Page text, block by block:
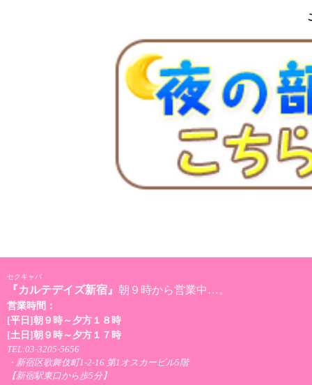
セクキャバ
『カルテデイズ新宿』 朝９時から営業中…。
営業時間：
[平日]朝９時～夕方１８時
[土日]朝９時～夕方１７時
TEL:03-3205-5656
・新宿区歌舞伎町1-2-16 第1オスカービル5階
【新宿駅東口から歩5分】